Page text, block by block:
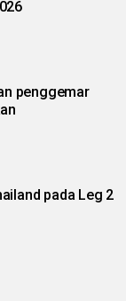
penggemar
pada Leg 2